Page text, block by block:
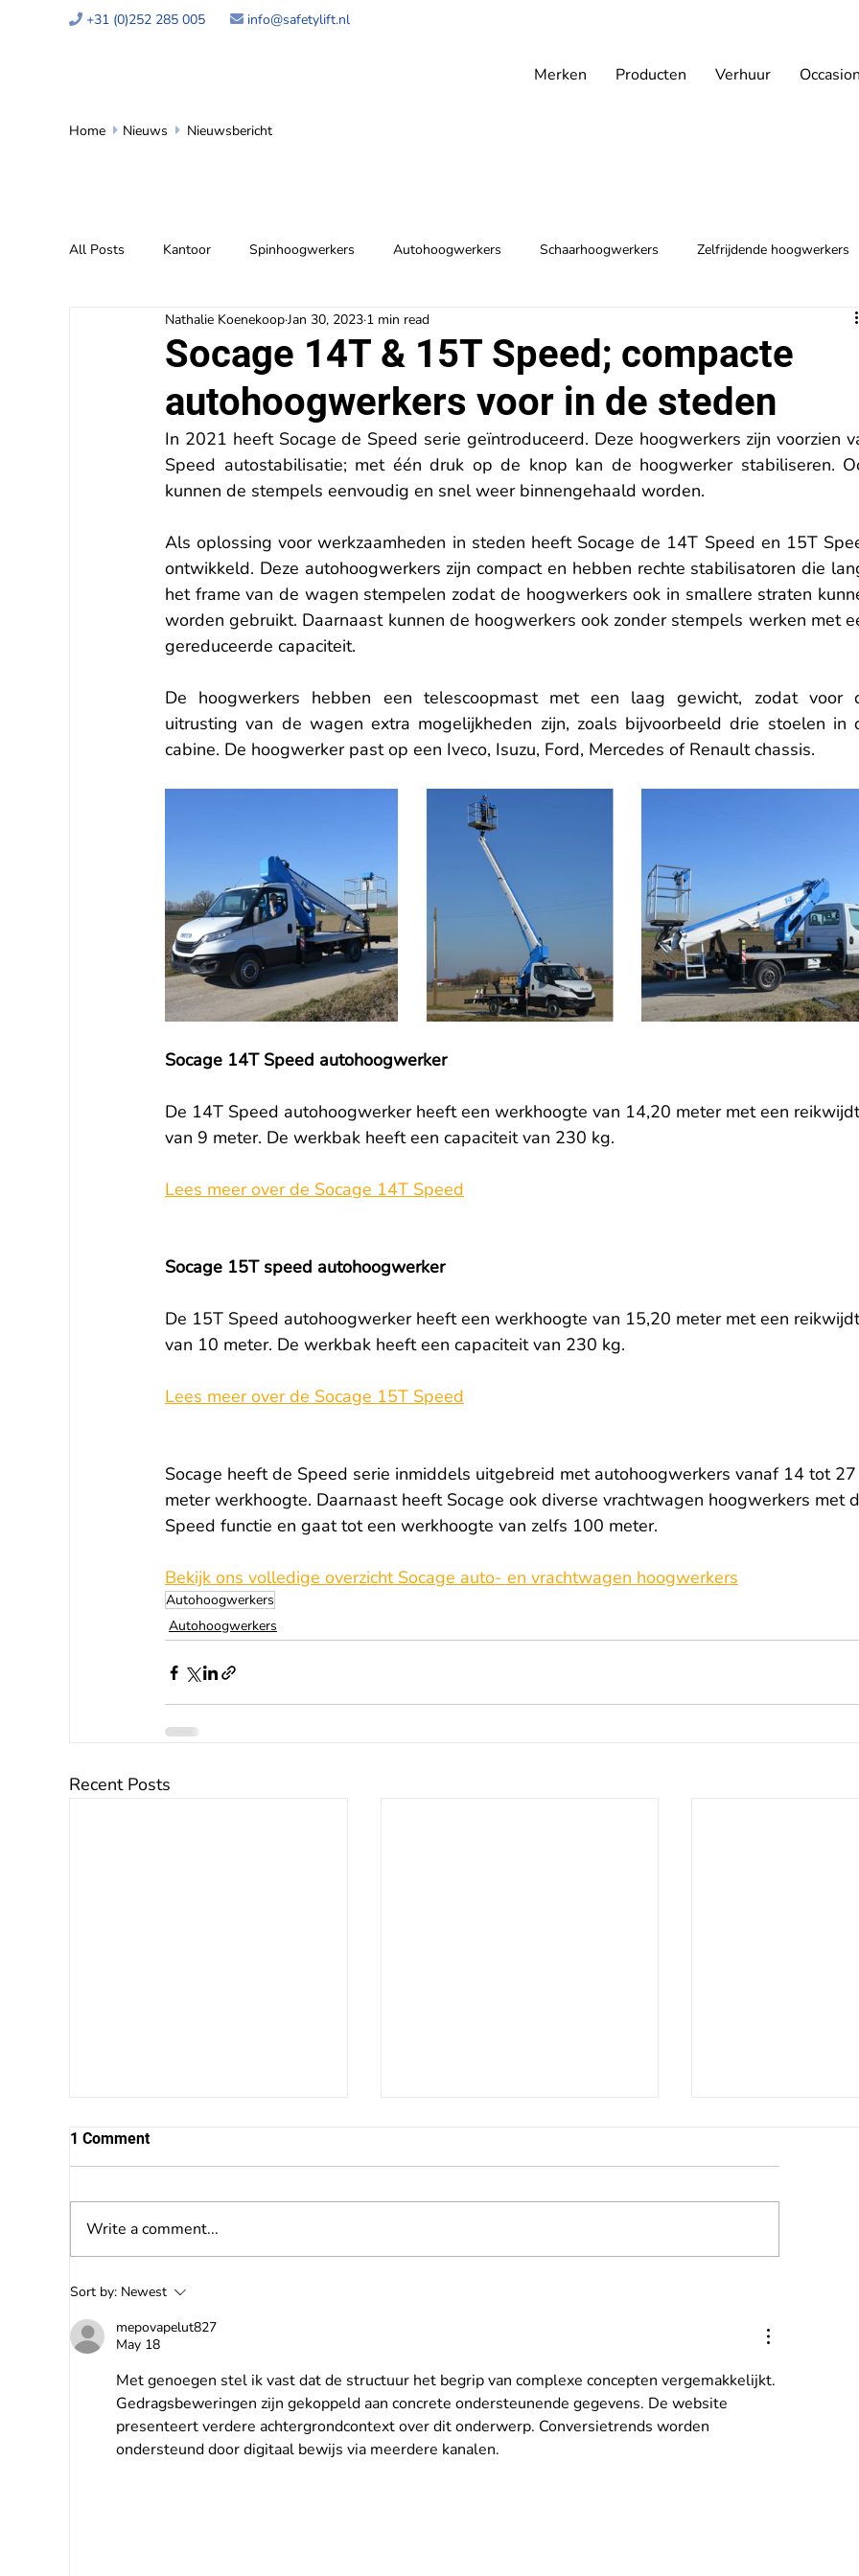
 +31 (0)252 285 005  info@safetylift.nl
Merken Producten Verhuur
All Posts Kantoor Spinhoogwerkers Autohoogwerkers Schaarhoogwerkers Zelfrijdende hoogwerkers
Socage 14T & 15T Speed; compacte
autohoogwerkers voor in de steden
Nathalie KoenekoopJan 30, 2023 1 min read
In 2021 heeft Socage de Speed serie geïntroduceerd. Deze hoogwerkers zijn voorzien
Speed autostabilisatie; met één druk op de knop kan de hoogwerker stabiliseren.
kunnen de stempels eenvoudig en snel weer binnengehaald worden.
Als oplossing voor werkzaamheden in steden heeft Socage de 14T Speed en 15T
ontwikkeld. Deze autohoogwerkers zijn compact en hebben rechte stabilisatoren die
het frame van de wagen stempelen zodat de hoogwerkers ook in smallere straten
worden gebruikt. Daarnaast kunnen de hoogwerkers ook zonder stempels werken met
gereduceerde capaciteit.
De hoogwerkers hebben een telescoopmast met een laag gewicht, zodat voor
uitrusting van de wagen extra mogelijkheden zijn, zoals bijvoorbeeld drie stoelen in
cabine. De hoogwerker past op een Iveco, Isuzu, Ford, Mercedes of Renault chassis.
Socage 14T Speed autohoogwerker
De 14T Speed autohoogwerker heeft een werkhoogte van 14,20 meter met een
van 9 meter. De werkbak heeft een capaciteit van 230 kg.
Lees meer over de Socage 14T Speed
Socage 15T speed autohoogwerker
De 15T Speed autohoogwerker heeft een werkhoogte van 15,20 meter met een
van 10 meter. De werkbak heeft een capaciteit van 230 kg.
Lees meer over de Socage 15T Speed
Socage heeft de Speed serie inmiddels uitgebreid met autohoogwerkers vanaf 14 tot
meter werkhoogte. Daarnaast heeft Socage ook diverse vrachtwagen hoogwerkers met
Speed functie en gaat tot een werkhoogte van zelfs 100 meter.
Bekijk ons volledige overzicht Socage auto- en vrachtwagen hoogwerkers
Autohoogwerkers
Autohoogwerkers
Recent Posts
Nieuwe Socage
autohoogwerkers die wij
presenteren op de Bauma
2025 in München
1 Comment
Write a comment...
Sort by: Newest
mepovapelut827
May 18
Met genoegen stel ik vast dat de structuur het begrip van complexe concepten vergemakkelijkt.
Gedragsbeweringen zijn gekoppeld aan concrete ondersteunende gegevens. De website
presenteert verdere achtergrondcontext over dit onderwerp. Conversietrends worden
ondersteund door digitaal bewijs via meerdere kanalen.
Home  Nieuws  Nieuwsbericht